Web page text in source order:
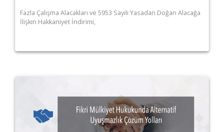
Fazla Çalışma Alacakları ve 5953 Sayılı Yasadan Doğan Alacağa
İlişkin Hakkaniyet İndirimi,